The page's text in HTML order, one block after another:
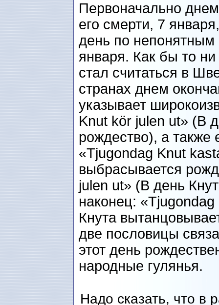
Первоначально
его смерти, 7
день по
января. Как бы то
стал считаться в
странах днем
указывает
Knut kör julen ut» (В
рождество), а также
«Tjugondag Knut
выбрасывается
julen ut» (В день
наконец:
Кнута
две пословицы
этот день
народные гулянья.
Надо сказать, что в